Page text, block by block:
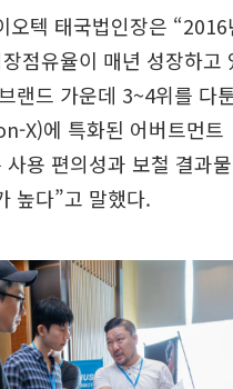
오텍 태국법인장은 “2016
점유율이 매년 성장하고
랜드 가운데 3~4위를 다
X)에 특화된 어버트먼트
용 편의성과 보철 결과물
높다”고 말했다.